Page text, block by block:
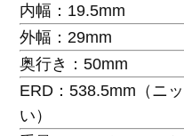
内幅：19.5mm
外幅：29mm
奥行き：50mm
ERD：538.5mm（ニ
い）